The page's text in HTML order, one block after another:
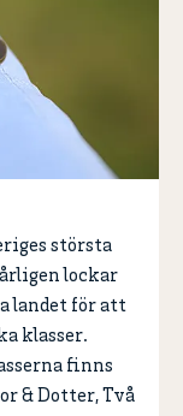
största
lockar
landet för att
klasser.
finns
& Dotter, Två